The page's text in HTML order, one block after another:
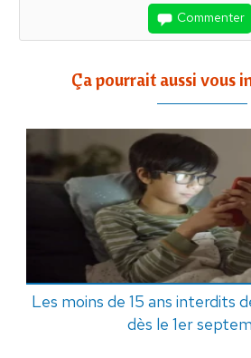
Commenter
Ça pourrait aussi vous
Les moins de 15 ans interdits
dès le 1er